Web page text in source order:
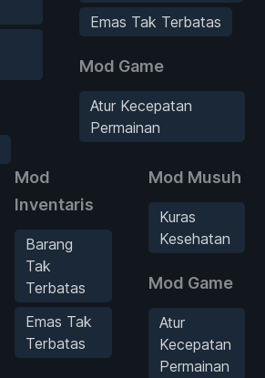
Emas Tak Terbatas
Mod Game
Atur Kecepatan
Permainan
Mod
Inventaris
Barang
Tak
Terbatas
Emas Tak
Terbatas
Mod Musuh
Kuras
Kesehatan
Mod Game
Atur
Kecepatan
Permainan